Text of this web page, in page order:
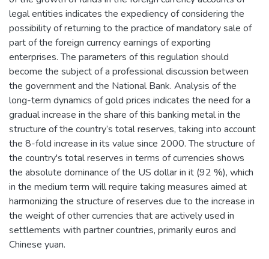
legal entities indicates the expediency of considering the
possibility of returning to the practice of mandatory sale of
part of the foreign currency earnings of exporting
enterprises. The parameters of this regulation should
become the subject of a professional discussion between
the government and the National Bank. Analysis of the
long-term dynamics of gold prices indicates the need for a
gradual increase in the share of this banking metal in the
structure of the country’s total reserves, taking into account
the 8-fold increase in its value since 2000. The structure of
the country's total reserves in terms of currencies shows
the absolute dominance of the US dollar in it (92 %), which
in the medium term will require taking measures aimed at
harmonizing the structure of reserves due to the increase in
the weight of other currencies that are actively used in
settlements with partner countries, primarily euros and
Chinese yuan.